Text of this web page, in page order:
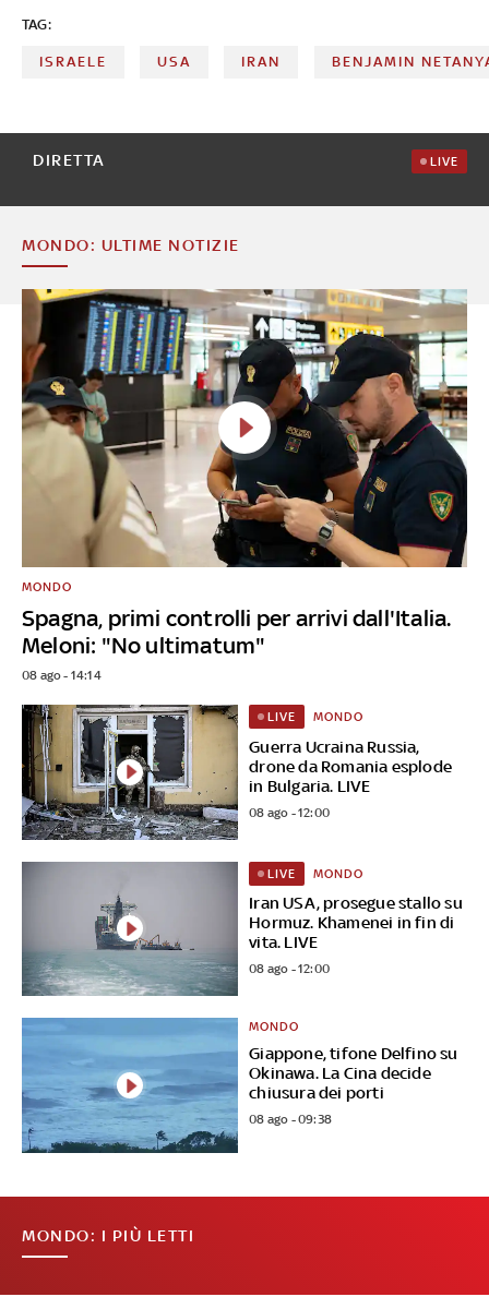
TAG:
ISRAELE USA IRAN BENJAMIN
DIRETTA LIVE
MONDO: ULTIME NOTIZIE
Spagna, primi controlli per arrivi dall'Italia.
Meloni: "No ultimatum"
MONDO
08 ago - 14:14
Guerra Ucraina Russia,
drone da Romania esplode
in Bulgaria. LIVE
LIVE MONDO
08 ago - 12:00
Iran USA, prosegue stallo su
Hormuz. Khamenei in fin di
vita. LIVE
LIVE MONDO
08 ago - 12:00
Giappone, tifone Delfino su
Okinawa. La Cina decide
chiusura dei porti
MONDO
08 ago - 09:38
MONDO: I PIÙ LETTI